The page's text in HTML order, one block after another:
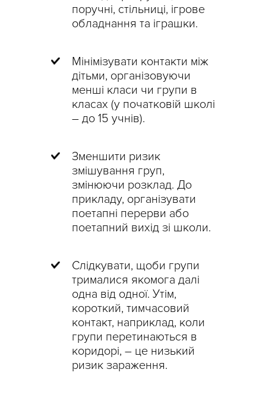
поручні, стільниці, ігрове
обладнання та іграшки.
Мінімізувати контакти між
дітьми, організовуючи
менші класи чи групи в
класах (у початковій школі
– до 15 учнів).
Зменшити ризик
змішування груп,
змінюючи розклад. До
прикладу, організувати
поетапні перерви або
поетапний вихід зі школи.
Слідкувати, щоби групи
трималися якомога далі
одна від одної. Утім,
короткий, тимчасовий
контакт, наприклад, коли
групи перетинаються в
коридорі, – це низький
ризик зараження.